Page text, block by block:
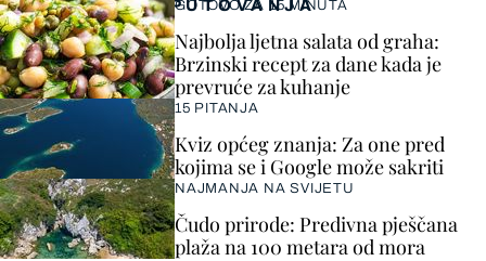
PUTOVANJA
GOTOVO ZA 15 MINUTA
Najbolja ljetna salata od graha:
Brzinski recept za dane kada je
prevruće za kuhanje
15 PITANJA
Kviz općeg znanja: Za one pred
kojima se i Google može sakriti
NAJMANJA NA SVIJETU
Čudo prirode: Predivna pješčana
plaža na 100 metara od mora